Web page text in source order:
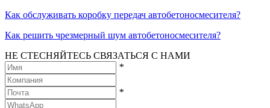
Как обслуживать коробку передач автобетоносмесителя?
Как решить чрезмерный шум автобетоносмесителя?
НЕ СТЕСНЯЙТЕСЬ СВЯЗАТЬСЯ С НАМИ
*
*